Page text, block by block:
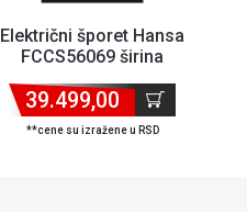
Električni šporet Hansa
FCCS56069 širina
39.499,00
**cene su izražene u RSD